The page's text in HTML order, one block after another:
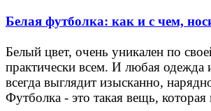
Белая футболка: как и с чем,
Белый цвет, очень уникален по
практически всем. И любая одежда
всегда выглядит изысканно,
Футболка - это такая вещь,